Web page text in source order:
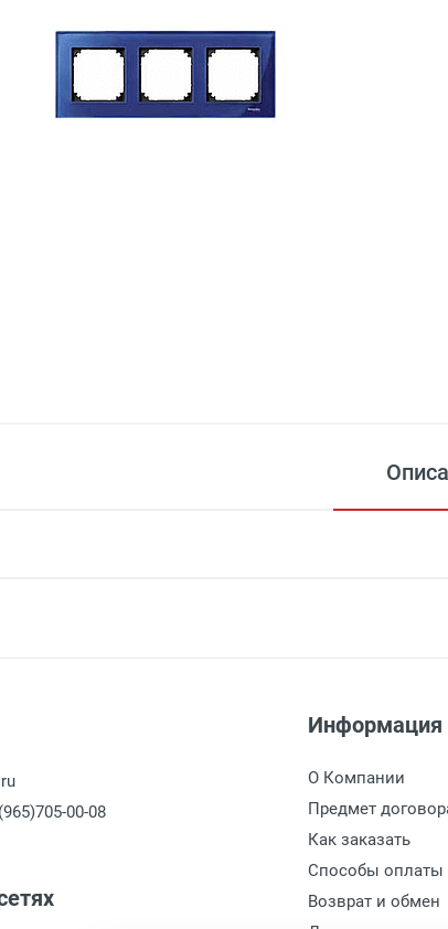
заказ более 3000 рублей.
- Бесплатно
до: Малоярославец, Обнинск, Балабаново -
-
до: Наро-Фоминск, Апрелевка, п.Селятино,
00-08
Информация
О Компании
Предмет
Как заказать
Способы оплаты
Возврат и обмен